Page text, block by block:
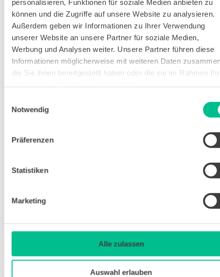
personalisieren, Funktionen für soziale Medien anbieten zu
können und die Zugriffe auf unsere Website zu analysieren.
Außerdem geben wir Informationen zu Ihrer Verwendung
unserer Website an unsere Partner für soziale Medien,
Werbung und Analysen weiter. Unsere Partner führen diese
Informationen möglicherweise mit weiteren Daten
die Sie ihnen bereitgestellt haben oder die sie im Rahmen
Notwendig
Präferenzen
Statistiken
Marketing
Alle zulassen
Auswahl erlauben
und schnell wieder zu vergessen.
Das Prinzip:
Lerninhalte werden genau
dann wiederholt, wenn du kurz davor
bist, sie zu vergessen. Dadurch wird
das Gedächtnis gezielt trainiert und
neues Material gelernt und
Etwa noch am selben Tag. Dan in
Wochen, oder: nach einem Monat.
Wiederholungen festigst. Auch dein
Zeitaufwand sinkt, weil du weniger
neu lernen musst. Zusammengefasst:
Deine Erinnerungsleistung verbessert
sich deutlich und hält länger an.